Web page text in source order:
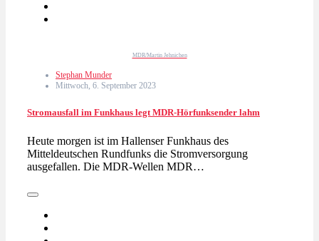
MDR/Martin Jehnichen
Stephan Munder
Mittwoch, 6. September 2023
Stromausfall im Funkhaus legt MDR-Hörfunksender lahm
Heute morgen ist im Hallenser Funkhaus des
Mitteldeutschen Rundfunks die Stromversorgung
ausgefallen. Die MDR-Wellen MDR…